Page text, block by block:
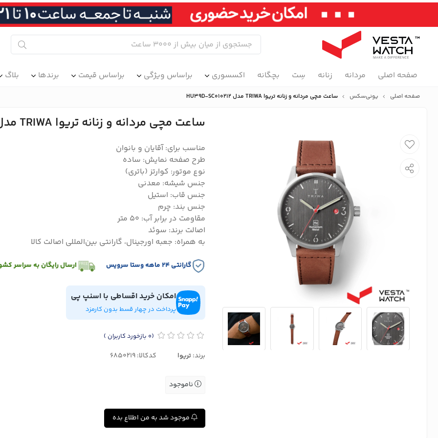
صفحه اصلی مردانه زنانه سِت بچگانه اکسسوری براساس ویژگی براساس قیمت برندها بلاگ
صفحه اصلی یونی‌سکس ساعت مچی مردانه و زنانه تریوا TRIWA مدل HU39D-SC010212
ساعت مچی مردانه و زنانه تریوا TRIWA مدل HU39D-SC010212
مناسب برای: آقایان و بانوان
طرح صفحه نمایش: ساده
نوع موتور: کوارتز (باتری)
جنس شیشه: معدنی
جنس قاب: استیل
جنس بند: چرم
مقاومت در برابر آب: 50 متر
اصالت برند: سوئد
به همراه: جعبه اورجینال، گارانتی بین‌المللی اصالت کالا
گارانتی ۲۴ ماهه وستا سرویس ارسال رایگان به سراسر
امکان خرید اقساطی با اسنپ پی
پرداخت در چهار قسط بدون کارمزد
(0 بازخورد کاربران )
برند:تریوا کدکالا:
ناموجود
موجود شد به من اطلاع بده